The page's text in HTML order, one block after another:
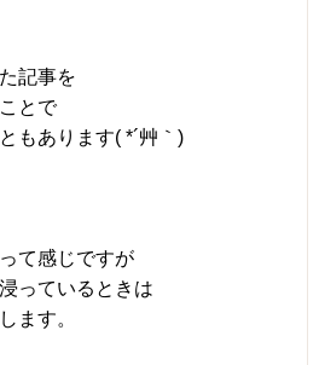
記事を
とで
もあります( *´艸｀)
て感じですが
っているときは
ます。